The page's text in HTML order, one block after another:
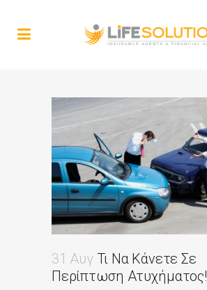
31 ΑυγΤι Να Κάνετε Σε
Περίπτωση Ατυχήματος!